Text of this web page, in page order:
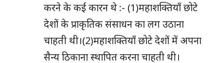
करने के कई कारन थे :- (1)महाशक्तियाँ छोटे
देशों के प्राकृतिक संसाधन का लग उठाना
चाहती थी।(2)महाशक्तियाँ छोटे देशों में अपना
सैन्य ठिकाना स्थापित करना चाहती थी।